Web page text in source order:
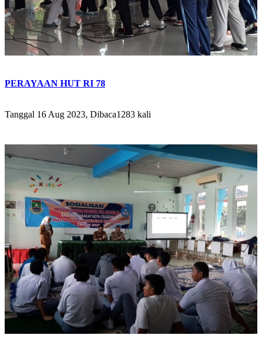
PERAYAAN HUT RI 78
Tanggal 16 Aug 2023, Dibaca1283 kali